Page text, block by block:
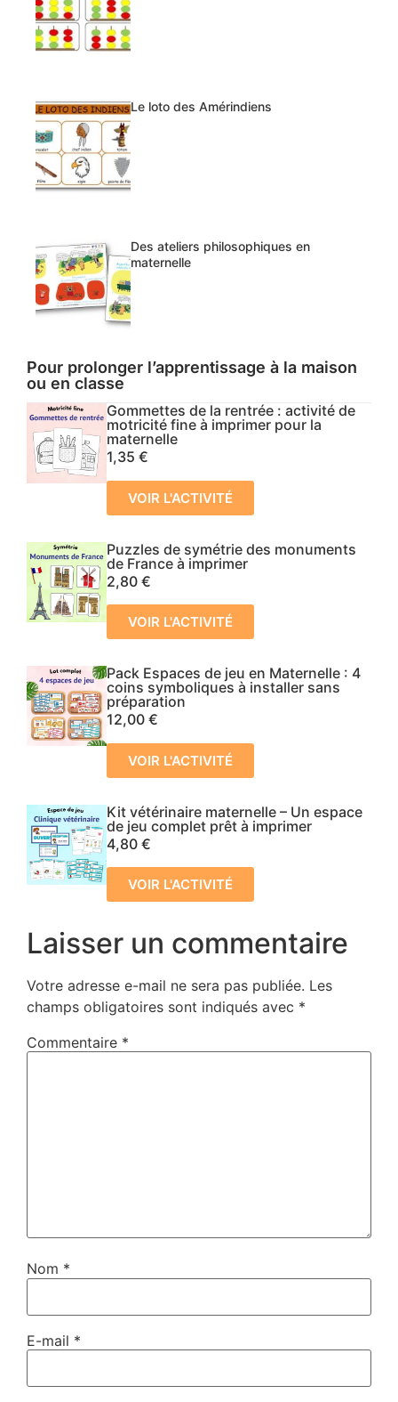
Le loto des Amérindiens
Des ateliers philosophiques en
maternelle
Pour prolonger l’apprentissage à la maison
ou en classe
Gommettes de la rentrée : activité de
motricité fine à imprimer pour la
maternelle
1,35 €
VOIR L'ACTIVITÉ
Puzzles de symétrie des monuments
de France à imprimer
2,80 €
VOIR L'ACTIVITÉ
Pack Espaces de jeu en Maternelle : 4
coins symboliques à installer sans
préparation
12,00 €
VOIR L'ACTIVITÉ
Kit vétérinaire maternelle – Un espace
de jeu complet prêt à imprimer
4,80 €
VOIR L'ACTIVITÉ
Laisser un commentaire
Votre adresse e-mail ne sera pas publiée. Les
champs obligatoires sont indiqués avec *
Commentaire *
Nom *
E-mail *